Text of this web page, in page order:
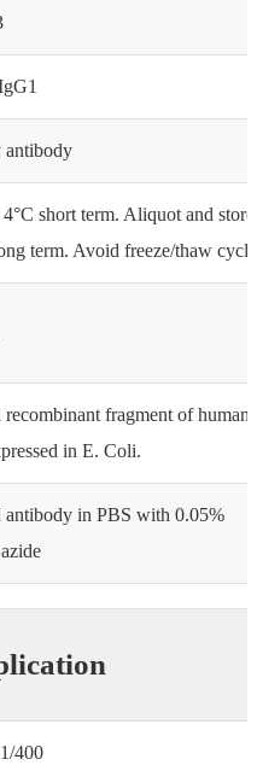
antibody
4°C short term. Aliquot and store
term. Avoid freeze/thaw
fragment of human
in E. Coli.
antibody in PBS with 0.05%
400